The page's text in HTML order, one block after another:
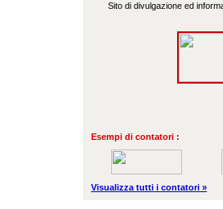
Sito di divulgazione ed
Esempi di contatori :
Visualizza tutti i contatori »